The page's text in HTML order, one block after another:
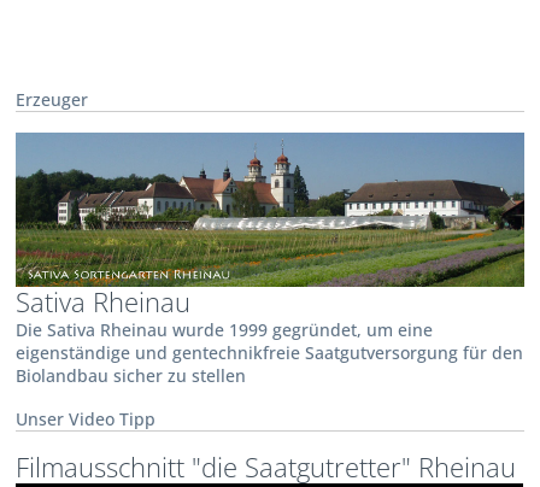
Erzeuger
Sativa Rheinau
Die Sativa Rheinau wurde 1999 gegründet, um eine
eigenständige und gentechnikfreie Saatgutversorgung für den
Biolandbau sicher zu stellen
Unser Video Tipp
Filmausschnitt "die Saatgutretter" Rheinau